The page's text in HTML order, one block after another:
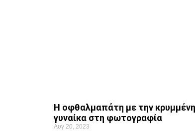
Η οφθαλμαπάτη με την κρυμμένη
γυναίκα στη φωτογραφία
Αυγ 20, 2023